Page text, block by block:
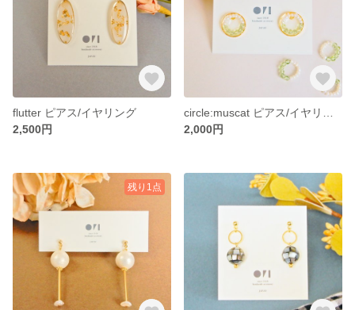
flutter ピアス/イヤリング
2,500円
2,000円
残り1点